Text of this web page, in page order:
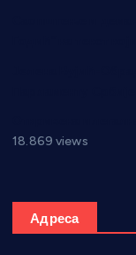
18.869 views
Адреса